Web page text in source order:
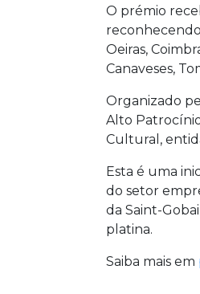
O prémio
reconhecendo
Oeiras,
Canaveses,
Organizado
Alto
Cultural,
Esta é uma
do setor
da Saint-
platina.
Saiba mais em